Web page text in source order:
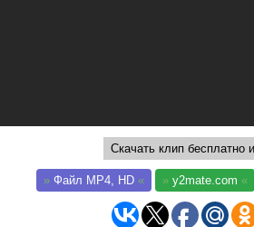
Скачать клип бесплатно
»Файл MP4, HD « »y2mate.com «